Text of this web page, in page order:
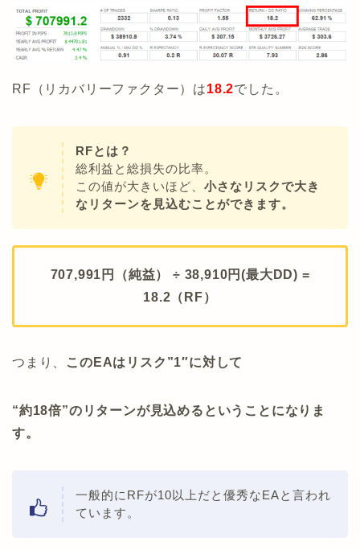
RF（リカバリーファクター）は18.2でした。
RFとは？
総利益と総損失の比率。
この値が大きいほど、 小さなリスクで大き
なリターンを見込むことができます。
707,991円（純益） ÷ 38,910円(最大DD) =
18.2（RF）
つまり、 このEAはリスク”1″に対して
“約18倍”のリターンが見込めるということになりま
す。
一般的にRFが10以上だと優秀なEAと言われ
ています。